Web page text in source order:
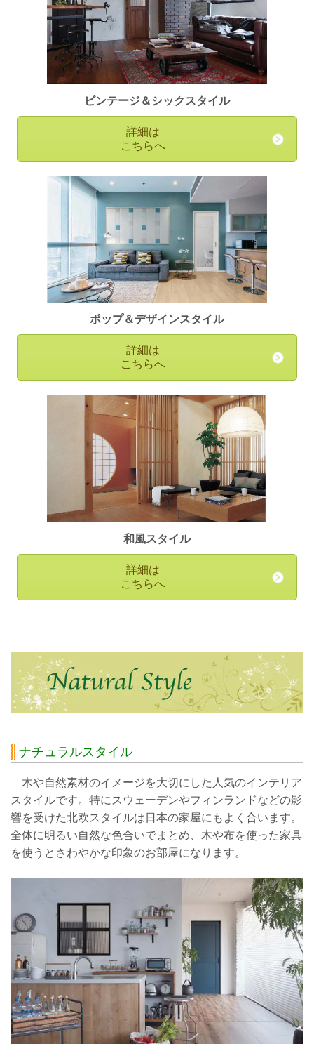
ビンテージ＆シックスタイル
詳細は
こちらへ
ポップ＆デザインスタイル
詳細は
こちらへ
和風スタイル
詳細は
こちらへ
ナチュラルスタイル
木や自然素材のイメージを大切にした人気のインテリア
スタイルです。特にスウェーデンやフィンランドなどの影
響を受けた北欧スタイルは日本の家屋にもよく合います。
全体に明るい自然な色合いでまとめ、木や布を使った家具
を使うとさわやかな印象のお部屋になります。